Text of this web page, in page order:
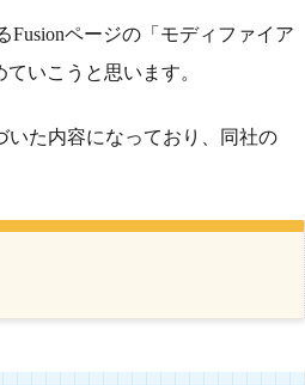
ページの「モディファイア
いこうと思います。
いた内容になっており、同社の